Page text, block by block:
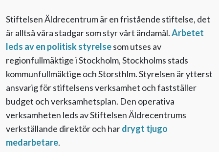
Till Äldre i centrum
Stiftelsen Äldrecentrum är en fristående stiftelse, det
är alltsåvåra stadgarsomstyr vårt ändamål.Arbetet
leds av en politisk styrelsesom utses av
regionfullmäktige i Stockholm, Stockholms stads
kommunfullmäktige och Storsthlm. Styrelsen är ytterst
ansvarig för stiftelsens verksamhet och fastställer
budget och verksamhetsplan. Den operativa
verksamheten leds av Stiftelsen Äldrecentrums
verkställande direktör och hardrygt tjugo
medarbetare.